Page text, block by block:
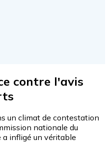
contre l'avis
un climat de contestation
nationale du
infligé un véritable